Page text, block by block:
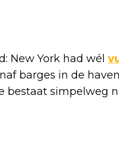
New York had wél
barges in de
bestaat simpelweg